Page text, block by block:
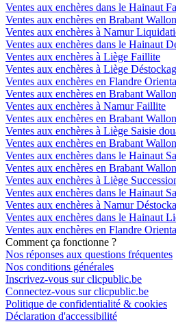
Ventes aux enchères dans le Hainaut
Ventes aux enchères en Brabant
Ventes aux enchères à Namur
Ventes aux enchères dans le Hainaut
Ventes aux enchères à Liège Faillite
Ventes aux enchères à Liège
Ventes aux enchères en Flandre
Ventes aux enchères en Brabant
Ventes aux enchères à Namur Faillite
Ventes aux enchères en Brabant
Ventes aux enchères à Liège Saisie
Ventes aux enchères en Brabant
Ventes aux enchères dans le Hainaut
Ventes aux enchères en Brabant
Ventes aux enchères à Liège
Ventes aux enchères dans le Hainaut
Ventes aux enchères à Namur
Ventes aux enchères dans le Hainaut
Ventes aux enchères en Flandre
Comment ça fonctionne ?
Nos réponses aux questions fréquentes
Nos conditions générales
Inscrivez-vous sur clicpublic.be
Connectez-vous sur clicpublic.be
Politique de confidentialité & cookies
Déclaration d'accessibilité